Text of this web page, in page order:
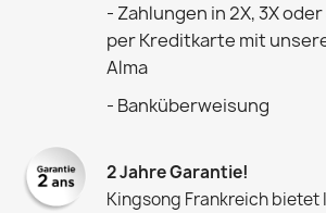
- Zahlungen in 2X, 3X
per Kreditkarte mit
Alma
- Banküberweisung
2 Jahre Garantie!
Kingsong Frankreich bietet